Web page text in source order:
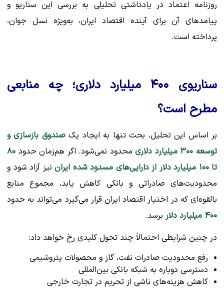
روزنامه اعتماد در یادداشتی تحلیلی به بررسی این سناریو و
پیامدهای آن برای آینده اقتصاد ایران، به‌ویژه نسل جوان،
پرداخته است.
سناریوی ۴۰۰ میلیارد دلاری؛ چه منابعی
مطرح است؟
بر اساس این تحلیل، بحث تنها به ایجاد یکصندوق بازسازی و
توسعه ۳۰۰ میلیارد دلاری
محدود نمی‌شود. اگر هم‌زمان حدود ۸۰
تا ۱۰۰ میلیارد دلار از دارایی‌های مسدود شده ایران
نیز آزاد شود و
محدودیت‌های صادراتی و بانکی کاهش یابد، مجموع منابع
بالقوه‌ای که در اختیار اقتصاد ایران قرار می‌گیرد می‌تواند به حدود
۴۰۰ میلیارد دلار
برسد.
در چنین شرایطی احتمالاً چند تحول کلیدی رخ خواهد داد:
رفع محدودیت صادرات نفت، گاز و محصولات پتروشیمی
دسترسی دوباره به شبکه بانکی بین‌المللی
کاهش هزینه‌های ناشی از تحریم در تجارت خارجی